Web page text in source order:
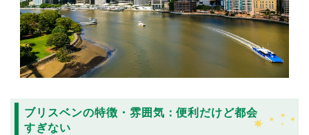
ブリスベンの特徴・雰囲気：便利だけど都会
すぎない